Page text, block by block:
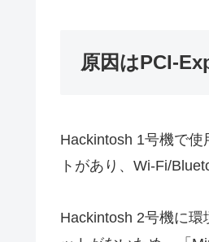
原因はPCI-
Hackintosh 1号機で
トがあり、Wi-Fi/
Hackintosh 2号機に